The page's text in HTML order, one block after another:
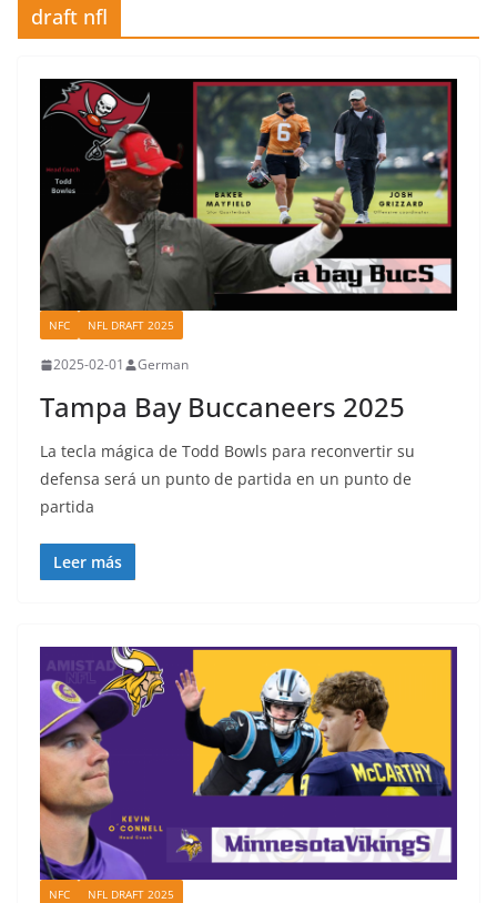
draft nfl
NFC NFL DRAFT 2025
2025-02-01 German
Tampa Bay Buccaneers 2025
La tecla mágica de Todd Bowls para reconvertir su
defensa será un punto de partida en un punto de
partida
Leer más
NFC NFL DRAFT 2025